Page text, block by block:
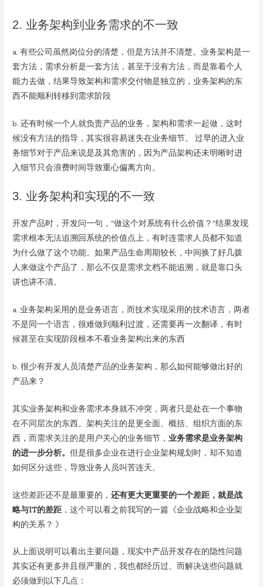
2. 业务架构到业务需求的不一致
a. 有些公司虽然岗位分的清楚，但是方法并不清楚。业务架构是一
套方法，需求分析是一套方法，甚至于没有方法，而是靠着个人
能力去做，结果导致架构和需求交付物是独立的，业务架构的东
西不能顺利转移到需求阶段
b. 还有时候一个人就负责产品的业务，架构和需求一起做，这时
候没有方法的指导，其实很容易迷失在业务细节。 过早的进入业
务细节对于产品来说是及其危害的，因为产品架构还未明晰时进
入细节只会浪费时间导致重心偏离方向。
3. 业务架构和实现的不一致
开发产品时，开发问一句，”做这个对系统有什么价值？”结果发现
需求根本无法追溯回系统的价值点上，有时连需求人员都不知道
为什么做了这个功能。如果产品生命周期较长，中间换了好几拨
人来做这个产品了，那么不仅是需求文档不能追溯，就是靠口头
讲也讲不清。
a. 业务架构采用的是业务语言，而技术实现采用的技术语言，两者
不是同一个语言，很难做到顺利过渡，还需要再一次翻译，有时
候甚至在实现阶段根本不看业务架构出来的东西
b. 很少有开发人员清楚产品的业务架构，那么如何能够做出好的
产品来？
其实业务架构和业务需求本身就不冲突，两者只是处在一个事物
在不同层次的东西。架构关注的是更全面、概括、组织方面的东
西，而需求关注的是用户关心的业务细节，业务需求是业务架构
的进一步分析。但是很多企业在进行企业架构规划时，却不知道
如何区分这些，导致业务人员叫苦连天。
这些差距还不是最重要的，还有更大更重要的一个差距，就是战
略与IT的差距 ，这个可以看之前我写的一篇《企业战略和企业架
构的关系？ 》
从上面说明可以看出主要问题，现实中产品开发存在的隐性问题
其实还有更多并且很严重的，我也都经历过。而解决这些问题就
必须做到以下几点：